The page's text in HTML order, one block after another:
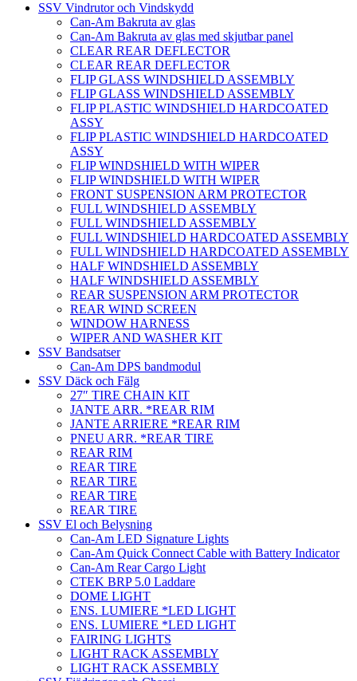
SSV Vindrutor och Vindskydd
Can-Am Bakruta av glas
Can-Am Bakruta av glas med skjutbar panel
CLEAR REAR DEFLECTOR
CLEAR REAR DEFLECTOR
FLIP GLASS WINDSHIELD ASSEMBLY
FLIP GLASS WINDSHIELD ASSEMBLY
FLIP PLASTIC WINDSHIELD HARDCOATED
ASSY
FLIP PLASTIC WINDSHIELD HARDCOATED
ASSY
FLIP WINDSHIELD WITH WIPER
FLIP WINDSHIELD WITH WIPER
FRONT SUSPENSION ARM PROTECTOR
FULL WINDSHIELD ASSEMBLY
FULL WINDSHIELD ASSEMBLY
FULL WINDSHIELD HARDCOATED ASSEMBLY
FULL WINDSHIELD HARDCOATED ASSEMBLY
HALF WINDSHIELD ASSEMBLY
HALF WINDSHIELD ASSEMBLY
REAR SUSPENSION ARM PROTECTOR
REAR WIND SCREEN
WINDOW HARNESS
WIPER AND WASHER KIT
SSV Bandsatser
Can-Am DPS bandmodul
SSV Däck och Fälg
27″ TIRE CHAIN KIT
JANTE ARR. *REAR RIM
JANTE ARRIERE *REAR RIM
PNEU ARR. *REAR TIRE
REAR RIM
REAR TIRE
REAR TIRE
REAR TIRE
REAR TIRE
SSV El och Belysning
Can-Am LED Signature Lights
Can-Am Quick Connect Cable with Battery Indicator
Can-Am Rear Cargo Light
CTEK BRP 5.0 Laddare
DOME LIGHT
ENS. LUMIERE *LED LIGHT
ENS. LUMIERE *LED LIGHT
FAIRING LIGHTS
LIGHT RACK ASSEMBLY
LIGHT RACK ASSEMBLY